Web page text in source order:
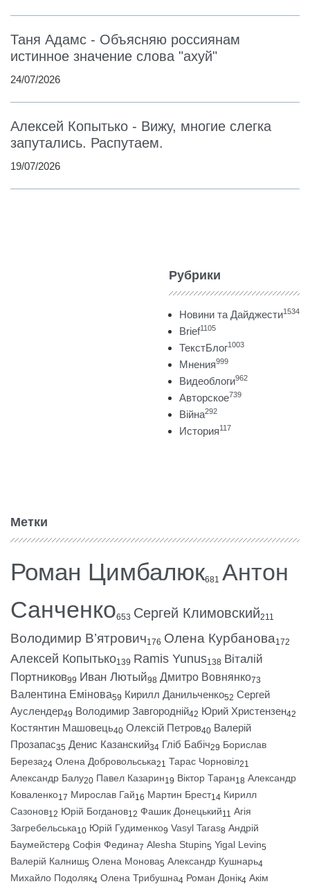
Таня Адамс - Объясняю россиянам
истинное значение слова "ахуй"
24/07/2026
Алексей Копытько - Вижу, многие слегка
запутались. Распутаем.
19/07/2026
Рубрики
Новини та Дайджести1534
Brief1105
ТекстБлог1003
Мнения999
Видеоблоги962
Авторское739
Війна292
История117
Метки
Роман Цимбалюк681 Антон
Санченко653 Сергей Климовский211
Володимир В’ятрович176 Олена Курбанова172
Алексей Копытько139 Ramis Yunus138 Віталій
Портников99 Иван Лютый98 Дмитро Вовнянко73
Валентина Емінова59 Кирилл Данильченко52 Сергей
Ауслендер49 Володимир Завгородній42 Юрий Христензен42
Костянтин Машовець40 Олексій Петров40 Валерій
Прозапас35 Денис Казанский34 Гліб Бабіч29 Борислав
Береза24 Олена Добровольська21 Тарас Чорновіл21
Александр Балу20 Павел Казарин19 Віктор Таран18 Александр
Коваленко17 Мирослав Гай16 Мартин Брест14 Кирилл
Сазонов12 Юрій Богданов12 Фашик Донецький11 Агія
Загребельська10 Юрій Гудименко9 Vasyl Taras8 Андрій
Баумейстер8 Софія Федина7 Alesha Stupin5 Yigal Levin5
Валерій Калниш5 Олена Монова5 Александр Кушнарь4
Михайло Подоляк4 Олена Трибушна4 Роман Донік4 Акім